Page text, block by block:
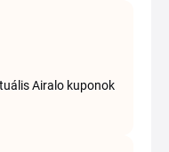
Airalo kuponok